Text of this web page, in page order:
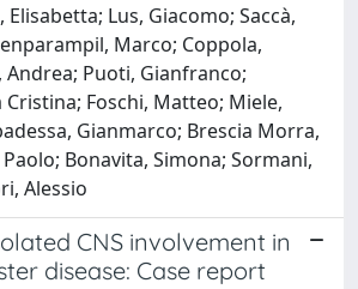
Lus, Giacomo; Saccà,
Marco; Coppola,
Andrea; Puoti, Gianfranco;
Foschi, Matteo; Miele,
Gianmarco; Brescia Morra,
Bonavita, Simona; Sormani,
Alessio
CNS involvement in
disease: Case report